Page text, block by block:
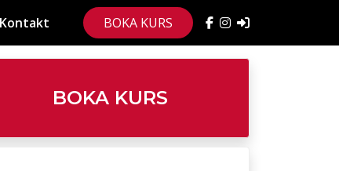
Kontakt BOKA KURS
BOKA KURS